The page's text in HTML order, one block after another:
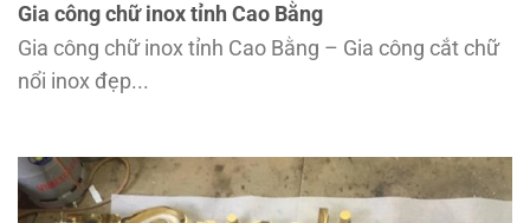
Gia công chữ inox tỉnh Cao Bằng
Gia công chữ inox tỉnh Cao Bằng – Gia công cắt chữ
nổi inox đẹp...